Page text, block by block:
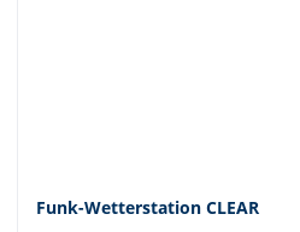
Funk-Wetterstation CLEAR